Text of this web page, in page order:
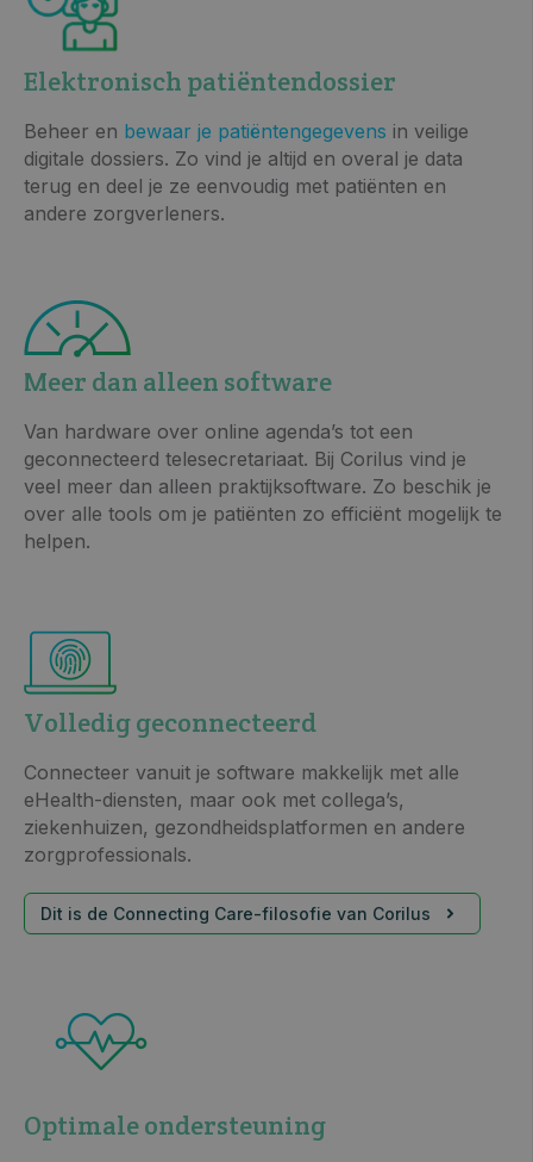
Elektronisch patiëntendossier
Beheer en bewaar je patiëntengegevens in veilige
digitale dossiers. Zo vind je altijd en overal je data
terug en deel je ze eenvoudig met patiënten en
andere zorgverleners.
Meer dan alleen software
Van hardware over online agenda’s tot een
geconnecteerd telesecretariaat. Bij Corilus vind je
veel meer dan alleen praktijksoftware. Zo beschik je
over alle tools om je patiënten zo efficiënt mogelijk te
helpen.
Volledig geconnecteerd
Connecteer vanuit je software makkelijk met alle
eHealth-diensten, maar ook met collega’s,
ziekenhuizen, gezondheidsplatformen en andere
zorgprofessionals.
Dit is de Connecting Care-filosofie van Corilus
Optimale ondersteuning